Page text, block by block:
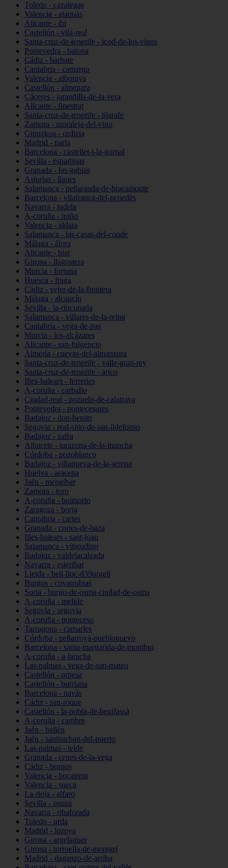
Toledo - cazalegas
Valencia - alaquàs
Alicante - ibi
Castellón - vila-real
Santa-cruz-de-tenerife - icod-de-los-vinos
Pontevedra - baiona
Cádiz - barbate
Cantabria - camargo
Valencia - alboraya
Castellón - almenara
Cáceres - jarandilla-de-la-vera
Alicante - finestrat
Santa-cruz-de-tenerife - tijarafe
Zamora - moraleja-del-vino
Gipuzkoa - ordizia
Madrid - parla
Barcelona - castellet-i-la-gornal
Sevilla - espartinas
Granada - las-gabias
Asturias - llanes
Salamanca - peñaranda-de-bracamonte
Barcelona - vilafranca-del-penedès
Navarra - tudela
A-coruña - miño
Valencia - aldaia
Salamanca - las-casas-del-conde
Málaga - álora
Alicante - biar
Girona - llagostera
Murcia - fortuna
Huesca - fraga
Cádiz - vejer-de-la-frontera
Málaga - alcaucín
Sevilla - la-rinconada
Salamanca - villares-de-la-reina
Cantabria - vega-de-pas
Murcia - los-alcázares
Alicante - san-fulgencio
Almería - cuevas-del-almanzora
Santa-cruz-de-tenerife - valle-gran-rey
Santa-cruz-de-tenerife - arico
Illes-balears - ferreries
A-coruña - carballo
Ciudad-real - pozuelo-de-calatrava
Pontevedra - pontecesures
Badajoz - don-benito
Segovia - real-sitio-de-san-ildefonso
Badajoz - zafra
Albacete - tarazona-de-la-mancha
Córdoba - pozoblanco
Badajoz - villanueva-de-la-serena
Huelva - aracena
Jaén - mengíbar
Zamora - toro
A-coruña - boimorto
Zaragoza - borja
Cantabria - cartes
Granada - cortes-de-baza
Illes-balears - sant-joan
Salamanca - vitigudino
Badajoz - valdelacalzada
Navarra - esteribar
Lleida - bell-lloc-d39urgell
Burgos - covarrubias
Soria - burgo-de-osma-ciudad-de-osma
A-coruña - melide
Segovia - segovia
A-coruña - ponteceso
Tarragona - camarles
Córdoba - peñarroya-pueblonuevo
Barcelona - santa-margarida-de-montbui
A-coruña - a-laracha
Las-palmas - vega-de-san-mateo
Castellón - orpesa
Castellón - burriana
Barcelona - navàs
Cádiz - san-roque
Castellón - la-pobla-de-benifassà
A-coruña - cambre
Jaén - bailén
Jaén - santisteban-del-puerto
Las-palmas - telde
Granada - cenes-de-la-vega
Cádiz - bornos
Valencia - bocairent
Valencia - sueca
La-rioja - alfaro
Sevilla - osuna
Navarra - ribaforada
Toledo - urda
Madrid - lozoya
Girona - argelaguer
Girona - torroella-de-montgrí
Madrid - daganzo-de-arriba